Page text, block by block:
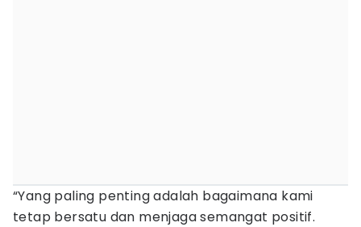
“Yang paling penting adalah bagaimana kami
tetap bersatu dan menjaga semangat positif.